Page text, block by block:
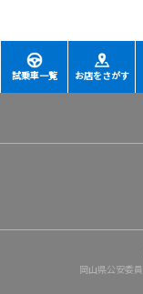
試乗車一覧 お店をさがす
岡山県公安委